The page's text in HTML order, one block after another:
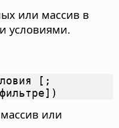
или массив в
условиями.
[;
или